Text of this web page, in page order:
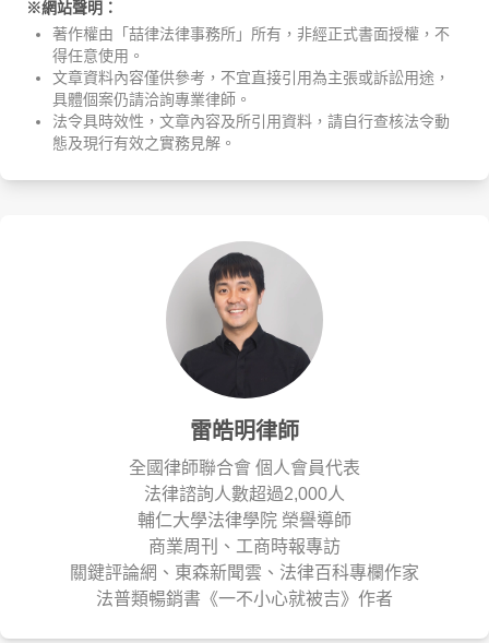
※網站聲明：
著作權由「喆律法律事務所」所有，非經正式書面授權，不
得任意使用。
文章資料內容僅供參考，不宜直接引用為主張或訴訟用途，
具體個案仍請洽詢專業律師。
法令具時效性，文章內容及所引用資料，請自行查核法令動
態及現行有效之實務見解。
雷皓明律師
全國律師聯合會 個人會員代表
法律諮詢人數超過2,000人
輔仁大學法律學院 榮譽導師
商業周刊、工商時報專訪
關鍵評論網、東森新聞雲、法律百科專欄作家
法普類暢銷書《一不小心就被吉》作者